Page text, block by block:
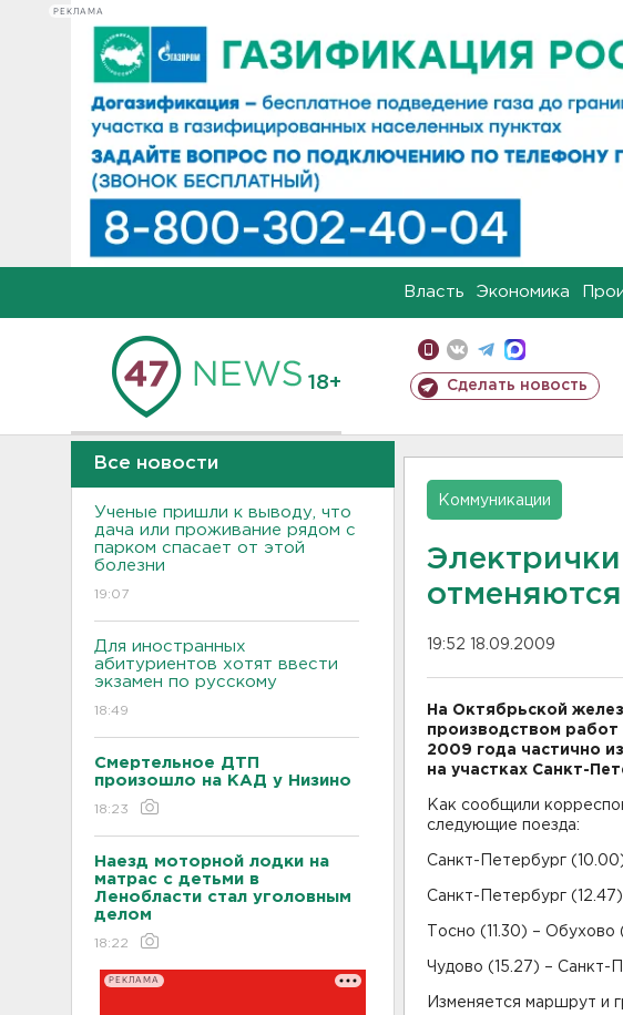
РЕКЛАМА
Власть Экономика
18+ Сделать новость
Все новости
Ученые пришли к выводу, что
дача или проживание рядом с
парком спасает от этой
болезни
19:07
Для иностранных
абитуриентов хотят ввести
экзамен по русскому
18:49
Смертельное ДТП
произошло на КАД у Низино
18:23
Наезд моторной лодки на
матрас с детьми в
Ленобласти стал уголовным
делом
18:22
РЕКЛАМА
Коммуникации
отменяются
19:52 18.09.2009
На Октябрьской
производством работ
2009 года частично
на участках Санкт-
Как сообщили
следующие поезда:
Санкт-Петербург
Санкт-Петербург
Тосно (11.30) – Обухово
Чудово (15.27) – Санкт-
Изменяется маршрут и